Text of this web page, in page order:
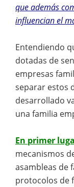
que además
influencian el
Entendiendo
dotadas de
empresas
separar estos
desarrollado
una familia
En primer
mecanismos
asambleas de
protocolos de